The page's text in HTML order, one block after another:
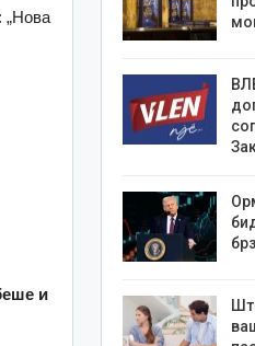
„Нова
и